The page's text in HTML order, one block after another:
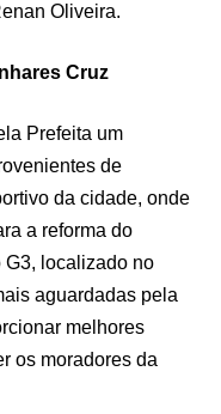
Oliveira.
Cruz
Prefeita um
de
da cidade, onde
a reforma do
localizado no
aguardadas pela
melhores
os moradores da